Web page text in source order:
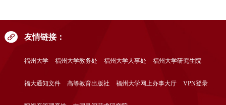
友情链接：
福州大学 福州大学教务处 福州大学人事处 福州大学研究生院
福大通知文件 高等教育出版社 福州大学网上办事大厅 VPN登录